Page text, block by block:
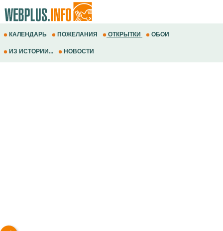
КАЛЕНДАРЬ ПОЖЕЛАНИЯ ОТКРЫТКИ ОБОИ
ИЗ ИСТОРИИ... НОВОСТИ